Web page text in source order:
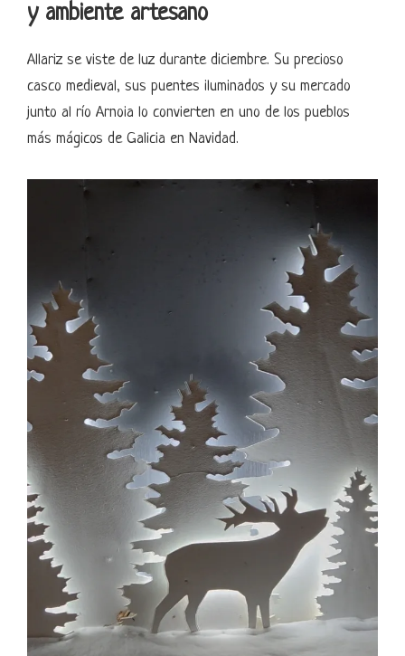
y ambiente artesano
Allariz se viste de luz durante diciembre. Su precioso
casco medieval, sus puentes iluminados y su mercado
junto al río Arnoia lo convierten en uno de los pueblos
más mágicos de Galicia en Navidad.